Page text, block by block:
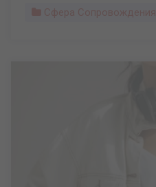
Сфера Сопровождения